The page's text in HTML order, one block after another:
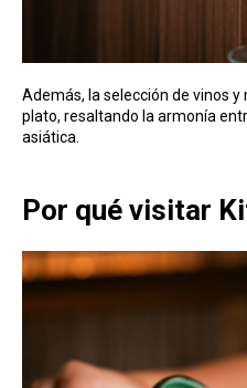
Además, la selección de vinos
plato, resaltando la armonía
asiática.
Por qué visitar